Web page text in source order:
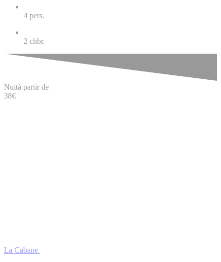
4 pers.
2 chbr.
Nuità partir de
38€
La Cabane